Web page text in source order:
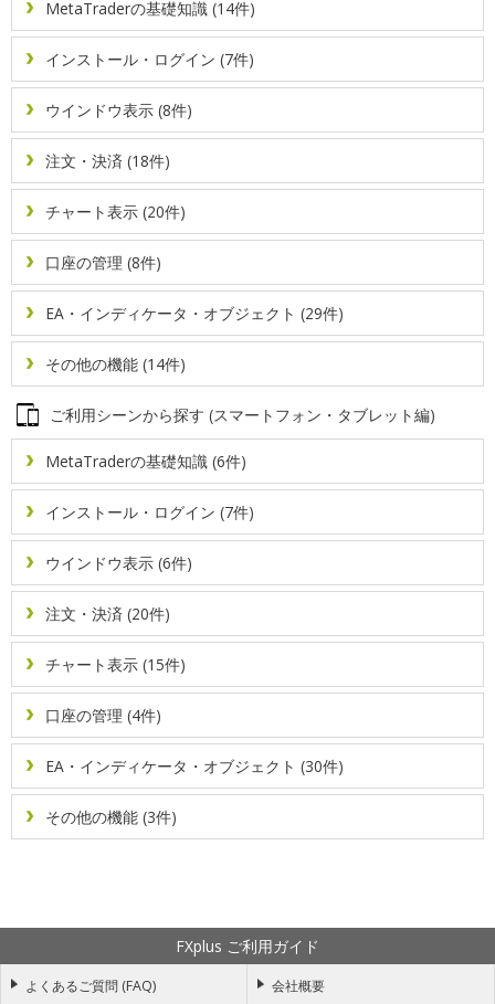
画面解像度を設定する方法
新規注文画面からの指値・逆指値注文とストップリミッ
ト注文の仕方
新規注文画面を表示する方法
板注文画面からの指値・逆指値注文の仕方
板注文画面から成行注文・決済の仕方
板注文画面を表示・設定する方法
決済指値（T/P）・決済逆指値（S/L）を設定・変更する
方法
部分決済の仕方
複数ポジションの一括決済・予約注文の一括取消をする
方法
チャートの表示項目を設定する方法
チャートを再表示する方法
チャートを拡大・縮小する方法
チャートを整列する方法
チャート画像を保存する方法
チャート画像を印刷する方法
定型チャートを保存・適用・削除する方法
定型チャートを読み込ませる方法
新規チャートを開く方法
高速ナビゲーションバーを使用する方法
エキスパートアドバイザ（EA）を稼働する方法
オブジェクトの設定変更を行う方法
オンバランスボリュームの表示・設定方法
カスタムインディケータをインストールする方法
ギャンを表示・設定する方法
グローバル変数を設定する方法
トレンドラインを表示・設定する方法
フィボナッチを表示・設定する方法
ボリンジャーバンドの表示・設定方法
メタエディターの表示言語を変更する方法
一目均衡表の表示・設定方法
三角形・長方形・楕円形の図形の表示・設定方法
回帰チャネルを表示・設定する方法
垂直線と水平線を表示する方法
標準偏差チャネルを表示・設定する方法
プログラム起動によるアラーム設定方法
メール通知によるアラート設定方法
通知音によるアラーム設定方法
カスタム銘柄を作成する方法
二段階認証の設定を行う方法
経済指標カレンダーを表示・設定する方法
MetaTraderの基礎知識 (14件)
インストール・ログイン (7件)
ウインドウ表示 (8件)
注文・決済 (18件)
チャート表示 (20件)
口座の管理 (8件)
EA・インディケータ・オブジェクト (29件)
その他の機能 (14件)
ご利用シーンから探す (スマートフォン・タブレット編)
MetaTraderの基礎知識 (6件)
インストール・ログイン (7件)
ウインドウ表示 (6件)
注文・決済 (20件)
チャート表示 (15件)
口座の管理 (4件)
EA・インディケータ・オブジェクト (30件)
その他の機能 (3件)
FXplus ご利用ガイド
よくあるご質問 (FAQ) 会社概要